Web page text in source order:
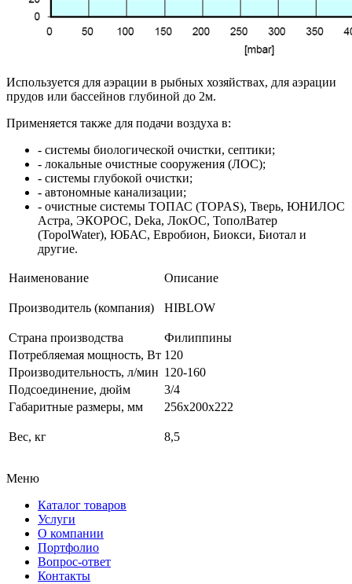
Используется для аэрации в рыбных хозяйствах, для аэрации
прудов или бассейнов глубиной до 2м.
Применяется также для подачи воздуха в:
- системы биологической очистки, септики;
- локальные очистные сооружения (ЛОС);
- системы глубокой очистки;
- автономные канализации;
- очистные системы ТОПАС (TOPAS), Тверь, ЮНИЛОС
Астра, ЭКОРОС, Deka, ЛокОС, ТополВатер
(TopolWater), ЮБАС, Евробион, Биокси, Биотал и
другие.
Наименование Описание
Производитель (компания) HIBLOW
Страна производства
Филиппины
Потребляемая мощность, Вт 120
Производительность, л/мин 120-160
Подсоединение, дюйм
3/4
Габаритные размеры, мм
256х200х222
Вес, кг 8,5
Меню
Каталог товаров
Услуги
О компании
Портфолио
Вопрос-ответ
Контакты